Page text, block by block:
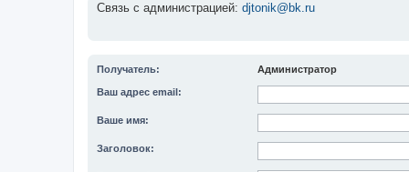
Связь с администрацией: djtonik@bk.ru
Получатель: Администратор
Ваш адрес email:
Ваше имя:
Заголовок: